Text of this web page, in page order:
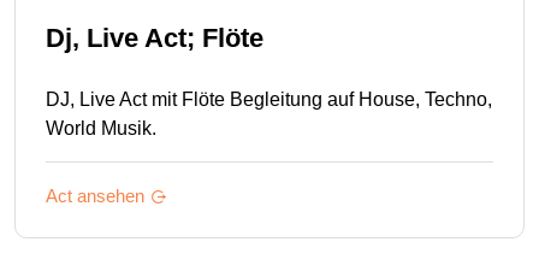
Dj, Live Act; Flöte
DJ, Live Act mit Flöte Begleitung auf House, Techno,
World Musik.
Act ansehen